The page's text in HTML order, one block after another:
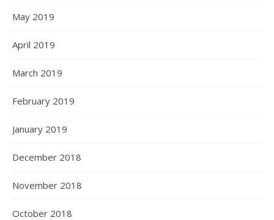
May 2019
April 2019
March 2019
February 2019
January 2019
December 2018
November 2018
October 2018